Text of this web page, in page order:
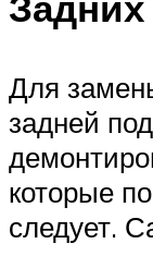
Для
задней
которые
следует.